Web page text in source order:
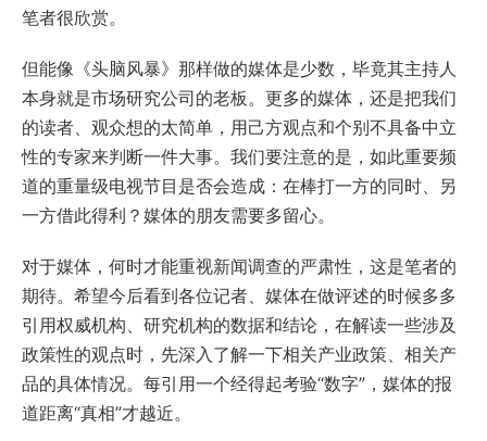
笔者很欣赏。
但能像《头脑风暴》那样做的媒体是少数，毕竟其主持人
本身就是市场研究公司的老板。更多的媒体，还是把我们
的读者、观众想的太简单，用己方观点和个别不具备中立
性的专家来判断一件大事。我们要注意的是，如此重要频
道的重量级电视节目是否会造成：在棒打一方的同时、另
一方借此得利？媒体的朋友需要多留心。
对于媒体，何时才能重视新闻调查的严肃性，这是笔者的
期待。希望今后看到各位记者、媒体在做评述的时候多多
引用权威机构、研究机构的数据和结论，在解读一些涉及
政策性的观点时，先深入了解一下相关产业政策、相关产
品的具体情况。每引用一个经得起考验“数字”，媒体的报
道距离“真相”才越近。